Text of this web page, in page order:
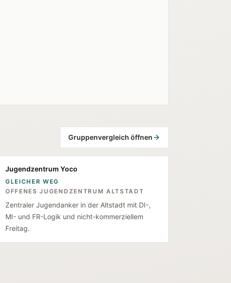
Gruppenvergleich öffnen
Jugendzentrum Yoco
GLEICHER WEG
OFFENES JUGENDZENTRUM ALTSTADT
Zentraler Jugendanker in der Altstadt mit DI-,
MI- und FR-Logik und nicht-kommerziellem
Freitag.